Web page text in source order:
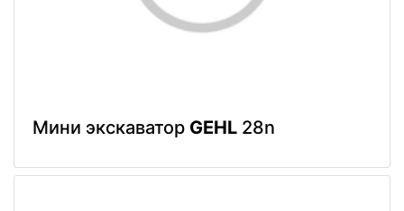
Мини экскаватор GEHL 28n